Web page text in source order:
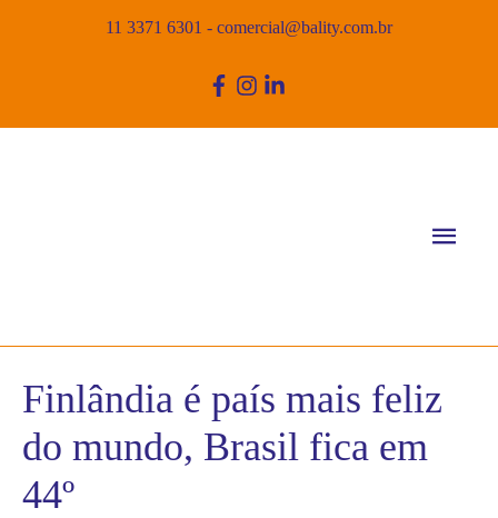
11 3371 6301 - comercial@bality.com.br
Finlândia é país mais feliz
do mundo, Brasil fica em
44º